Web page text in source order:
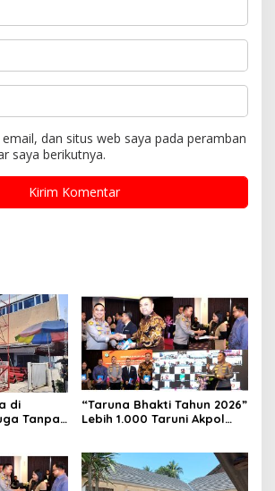
dan situs web saya pada peramban
saya berikutnya.
di
Tanpa
Tak
“Taruna Bhakti Tahun 2026”
Lebih 1.000 Taruni Akpol
Rakyat